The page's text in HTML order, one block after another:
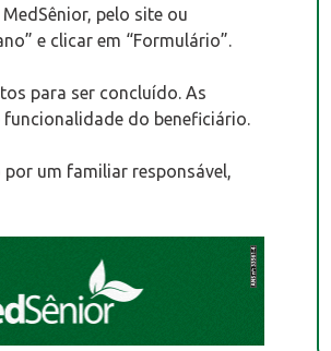
pelo site ou
e clicar em “Formulário”.
para ser concluído. As
funcionalidade do beneficiário.
um familiar responsável,